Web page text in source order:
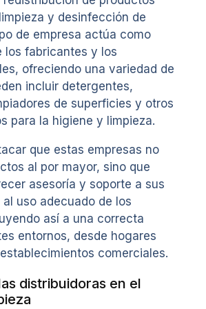
y desinfección de
de empresa actúa como
los fabricantes y los
ofreciendo una variedad de
incluir detergentes,
de superficies y otros
para la higiene y limpieza.
que estas empresas no
al por mayor, sino que
asesoría y soporte a sus
uso adecuado de los
así a una correcta
entornos, desde hogares
comerciales.
distribuidoras en el